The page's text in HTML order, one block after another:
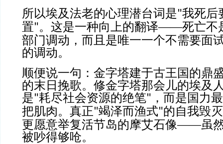
所以埃及法老的心理潜台词是"我死后
置"。这是一种向上的翻译——死亡不
部门调动，而且是唯一一个不需要面
的调动。
顺便说一句：金字塔建于古王国的鼎
的末日挽歌。修金字塔那会儿的埃及
是"耗尽社会资源的绝笔" ，而是国力
把肌肉。真正"竭泽而渔式"的自我毁
更愿意举复活节岛的摩艾石像——虽
被吵得够呛。